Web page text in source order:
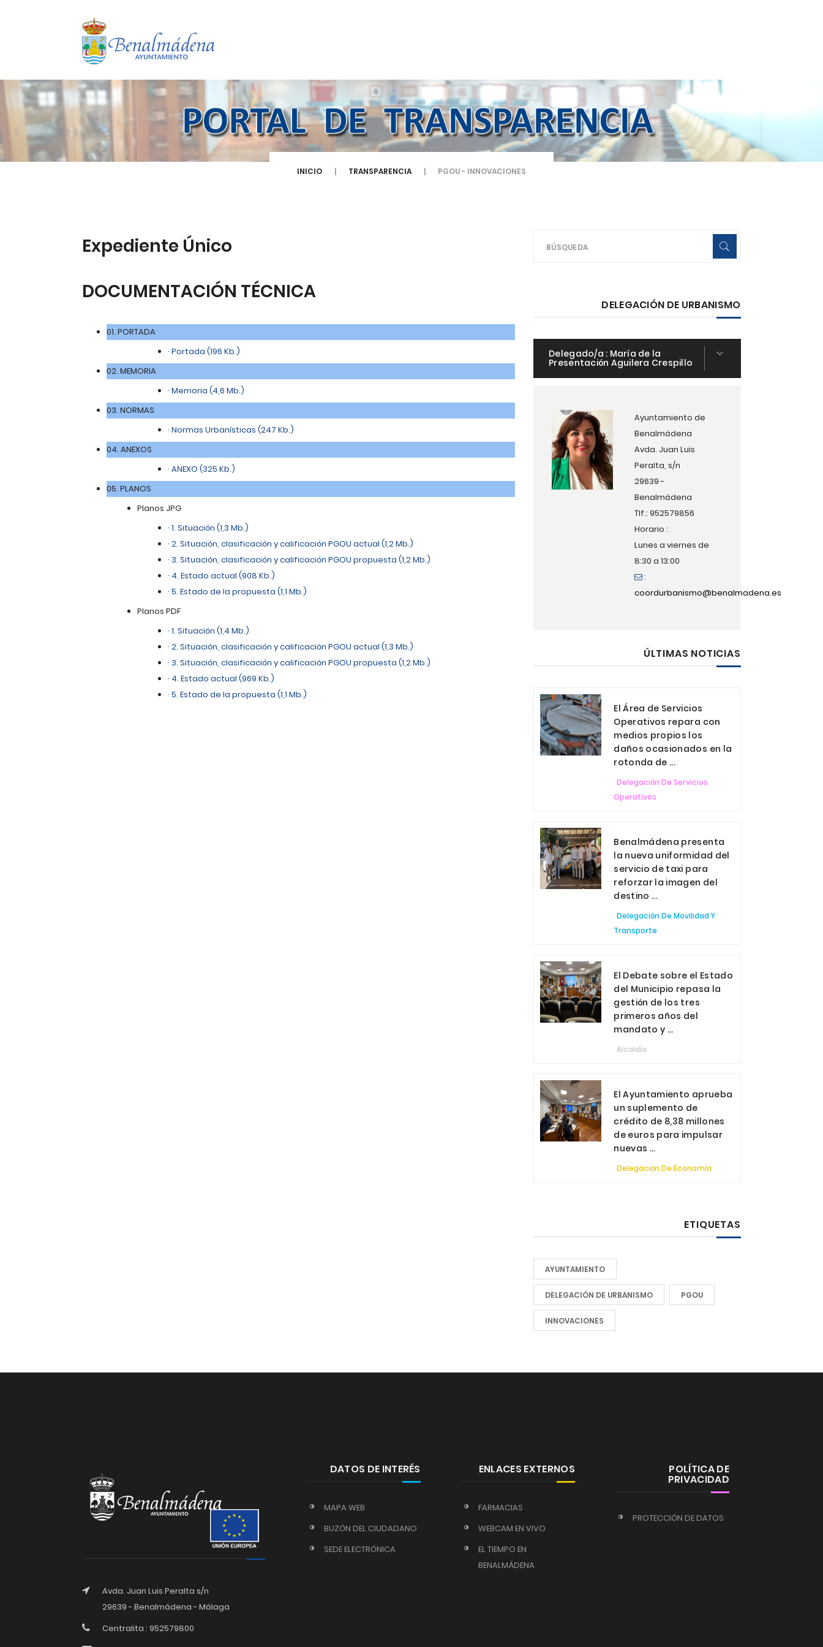
INICIO TRANSPARENCIA PGOU - INNOVACIONES
Expediente Único
DOCUMENTACIÓN TÉCNICA
01. PORTADA
·Portada (196 Kb.)
02. MEMORIA
·Memoria (4,6 Mb.)
03. NORMAS
·Normas Urbanísticas (247 Kb.)
04. ANEXOS
·ANEXO (325 Kb.)
05. PLANOS
Planos JPG
·1. Situación (1,3 Mb.)
·2. Situación, clasificación y calificación PGOU actual (1,2 Mb.)
·3. Situación, clasificación y calificación PGOU propuesta (1,2 Mb.)
· 4. Estado actual (908 Kb.)
·5. Estado de la propuesta (1,1 Mb.)
Planos PDF
·1. Situación (1,4 Mb.)
·2. Situación, clasificación y calificación PGOU actual (1,3 Mb.)
·3. Situación, clasificación y calificación PGOU propuesta (1,2 Mb.)
· 4. Estado actual (969 Kb.)
·5. Estado de la propuesta (1,1 Mb.)
DELEGACIÓN DE URBANISMO
Delegado/a : María de la
Presentación Aguilera Crespillo
Ayuntamiento de
Benalmádena
Avda. Juan Luis
Peralta, s/n
29639 -
Benalmádena
Tlf.: 952579856
Horario :
Lunes a viernes de
8:30 a 13:00
:
coordurbanismo@benalmadena.es
ÚLTIMAS NOTICIAS
El Área de Servicios
Operativos repara con
medios propios los
daños ocasionados en la
rotonda de ...
Delegación De Servicios
Operativos
Benalmádena presenta
la nueva uniformidad del
servicio de taxi para
reforzar la imagen del
destino ...
Delegación De Movilidad Y
Transporte
El Debate sobre el Estado
del Municipio repasa la
gestión de los tres
primeros años del
mandato y ...
Alcaldía
El Ayuntamiento aprueba
un suplemento de
crédito de 8,38 millones
de euros para impulsar
nuevas ...
Delegación De Economía
ETIQUETAS
AYUNTAMIENTO
DELEGACIÓN DE URBANISMO PGOU
INNOVACIONES
Avda. Juan Luis Peralta s/n
29639 - Benalmádena - Málaga
Centralita : 952579800
DATOS DE INTERÉS
MAPA WEB
BUZÓN DEL CIUDADANO
SEDE ELECTRÓNICA
ENLACES EXTERNOS
FARMACIAS
WEBCAM EN VIVO
EL TIEMPO EN
BENALMÁDENA
POLÍTICA DE
PRIVACIDAD
PROTECCIÓN DE DATOS